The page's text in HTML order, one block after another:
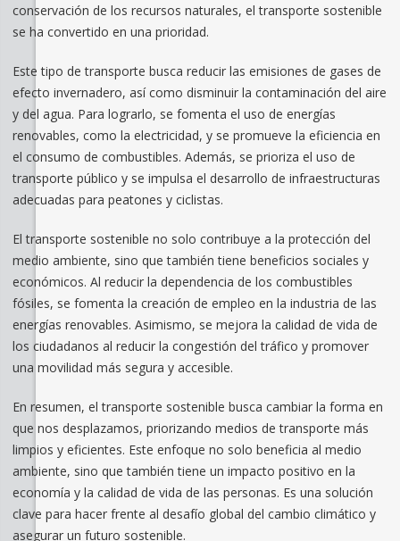
conservación de los recursos naturales, el transporte sostenible
se ha convertido en una prioridad.
Este tipo de transporte busca reducir las emisiones de gases de
efecto invernadero, así como disminuir la contaminación del aire
y del agua. Para lograrlo, se fomenta el uso de energías
renovables, como la electricidad, y se promueve la eficiencia en
el consumo de combustibles. Además, se prioriza el uso de
transporte público y se impulsa el desarrollo de infraestructuras
adecuadas para peatones y ciclistas.
El transporte sostenible no solo contribuye a la protección del
medio ambiente, sino que también tiene beneficios sociales y
económicos. Al reducir la dependencia de los combustibles
fósiles, se fomenta la creación de empleo en la industria de las
energías renovables. Asimismo, se mejora la calidad de vida de
los ciudadanos al reducir la congestión del tráfico y promover
una movilidad más segura y accesible.
En resumen, el transporte sostenible busca cambiar la forma en
que nos desplazamos, priorizando medios de transporte más
limpios y eficientes. Este enfoque no solo beneficia al medio
ambiente, sino que también tiene un impacto positivo en la
economía y la calidad de vida de las personas. Es una solución
clave para hacer frente al desafío global del cambio climático y
asegurar un futuro sostenible.